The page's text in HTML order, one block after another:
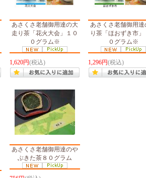
あさくさ老舗御用達の大
走り茶「花火大会」１０
０グラム※
1,620円(税込)
あさくさ老舗御用達
り茶「ほおずき市」
０グラム※
1,296円(税込)
あさくさ老舗御用達のや
ぶきた茶８０グラム